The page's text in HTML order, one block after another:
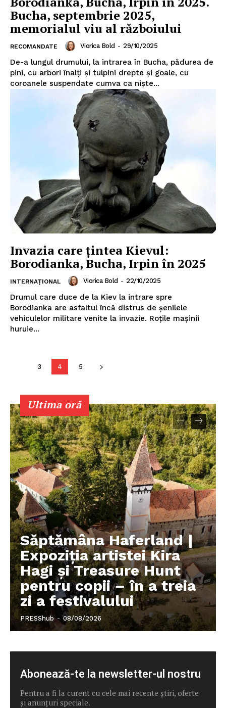
Un proiect
FREEDOM HOUSE ROMÂNIA
PRESShub
Despre noi / Echipa
Proiecte editoriale
Bucha, septembrie 2025,
memorialul viu al războiului
RECOMANDATE Viorica Bold - 29/10/2025
De-a lungul drumului, la intrarea în Bucha, pădurea de
pini, cu arbori înalți și tulpini drepte și goale, cu
coroanele suspendate cumva ca niște...
Invazia care țintea Kievul:
Borodianka, Bucha, Irpin în 2025
INTERNAȚIONAL Viorica Bold - 22/10/2025
Drumul care duce de la Kiev la intrare spre
Borodianka are asfaltul încă distrus de șenilele
vehiculelor militare venite la invazie. Roțile mașinii
huruie...
3 4 5
Ultima oră
Săptămâna Haferland |
Expoziţia artistei Kira
Hagi şi Treasure Hunt
pentru copii – în a treia
zi a festivalului
PRESShub - 08/08/2026
Abonează-te la newsletter-ul nostru
Pentru a fi la curent cu cele mai recente știri, oferte
și anunțuri speciale.